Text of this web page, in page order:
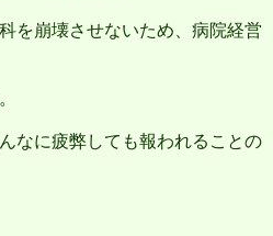
を崩壊させないため、病院経営
なに疲弊しても報われることの